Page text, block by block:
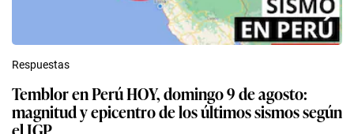
Respuestas
Temblor en Perú HOY, domingo 9 de agosto:
magnitud y epicentro de los últimos sismos según